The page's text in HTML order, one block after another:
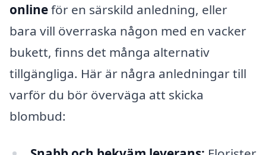
onlineför en särskild anledning, eller
bara vill överraska någon med en vacker
bukett, finns det många alternativ
tillgängliga. Här är några anledningar till
varför du bör överväga att skicka
blombud: